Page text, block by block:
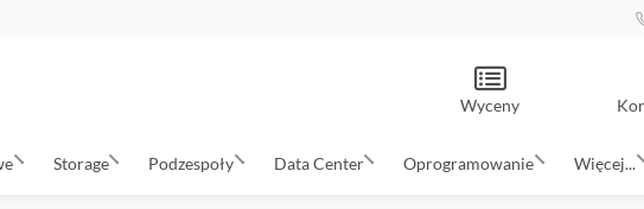
Wyceny
Storage Podzespoły Data Center Oprogramowanie Więcej...